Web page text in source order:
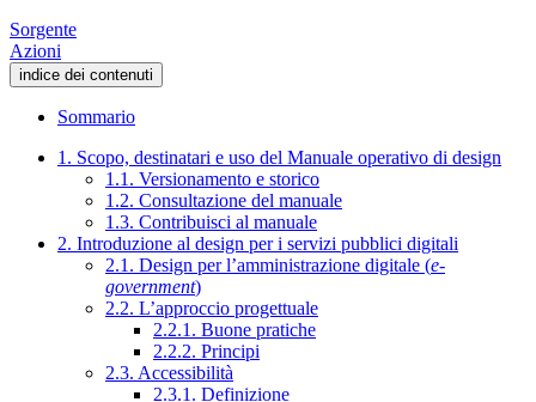
Sorgente
Azioni
indice dei contenuti
Sommario
1. Scopo, destinatari e uso del Manuale operativo di design
1.1. Versionamento e storico
1.2. Consultazione del manuale
1.3. Contribuisci al manuale
2. Introduzione al design per i servizi pubblici digitali
2.1. Design per l’amministrazione digitale (e-
government)
2.2. L’approccio progettuale
2.2.1. Buone pratiche
2.2.2. Principi
2.3. Accessibilità
2.3.1. Definizione